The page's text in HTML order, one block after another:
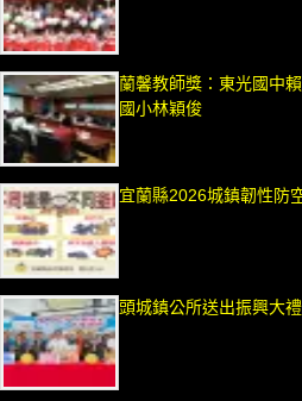
蘭馨教師獎：東光國中
國小林穎俊
宜蘭縣2026城鎮韌性防
頭城鎮公所送出振興大